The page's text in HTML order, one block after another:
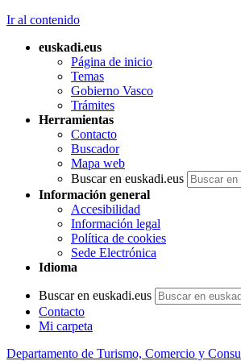
Ir al contenido
euskadi.eus
Página de inicio
Temas
Gobierno Vasco
Trámites
Herramientas
Contacto
Buscador
Mapa web
Buscar en euskadi.eus
Información general
Accesibilidad
Información legal
Política de cookies
Sede Electrónica
Idioma
Buscar en euskadi.eus
Contacto
Mi carpeta
Departamento de Turismo, Comercio y